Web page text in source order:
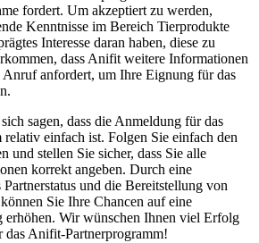
fordert. Um akzeptiert zu werden,
Kenntnisse ‍im Bereich Tierprodukte
⁤Interesse daran haben, diese ‌zu
dass ‍Anifit weitere Informationen
Anruf anfordert, um Ihre Eignung für das
sagen, dass die Anmeldung für das
einfach ist. Folgen Sie⁤ einfach den
und stellen ⁢Sie ⁢sicher, dass ⁣Sie⁢ alle
korrekt angeben. ⁤Durch eine
und die ⁢Bereitstellung von
Sie Ihre ​Chancen auf eine
erhöhen. ⁤Wir wünschen Ihnen viel Erfolg
Anifit-Partnerprogramm!